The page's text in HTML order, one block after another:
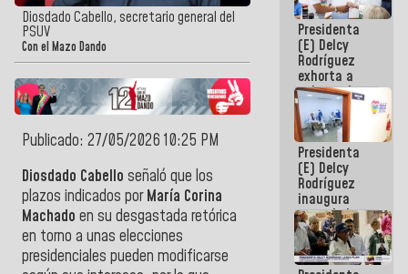
Diosdado Cabello, secretario general del
PSUV
Con el Mazo Dando
Publicado: 27/05/2026 10:25 PM
Diosdado Cabello señaló que los
plazos indicados porMaría Corina
Machado en su desgastada retórica
en torno a unas elecciones
presidenciales pueden modificarse
de Energía
Eléctrica y
CORPOELEC
Presidenta
(E) Delcy
Rodríguez
exhorta a
gobernadores
y alcaldes a
edificar
casas para
abuelos
Presidenta
(E) Delcy
Rodríguez
inaugura
casa de los
Abuelos
Primavera
en Caracas